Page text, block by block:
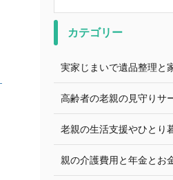
カテゴリー
実家じまいで遺品整理と
高齢者の老親の見守りサ
老親の生活支援やひとり
親の介護費用と年金とお